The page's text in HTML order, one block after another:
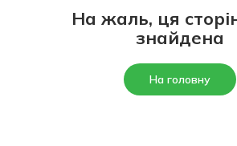
На жаль, ця
знайдена
На головну